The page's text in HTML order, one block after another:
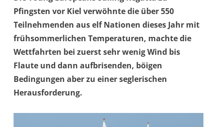
Pfingsten vor Kiel verwöhnte die über 550
Teilnehmenden aus elf Nationen dieses Jahr mit
frühsommerlichen Temperaturen, machte die
Wettfahrten bei zuerst sehr wenig Wind bis
Flaute und dann aufbrisenden, böigen
Bedingungen aber zu einer seglerischen
Herausforderung.